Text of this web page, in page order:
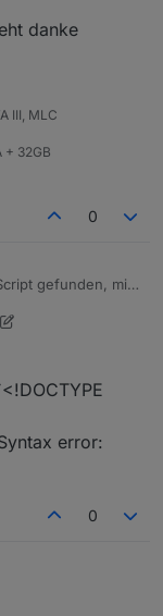
danke
III, MLC
+ 32GB
0
gefunden, mit
error:
0